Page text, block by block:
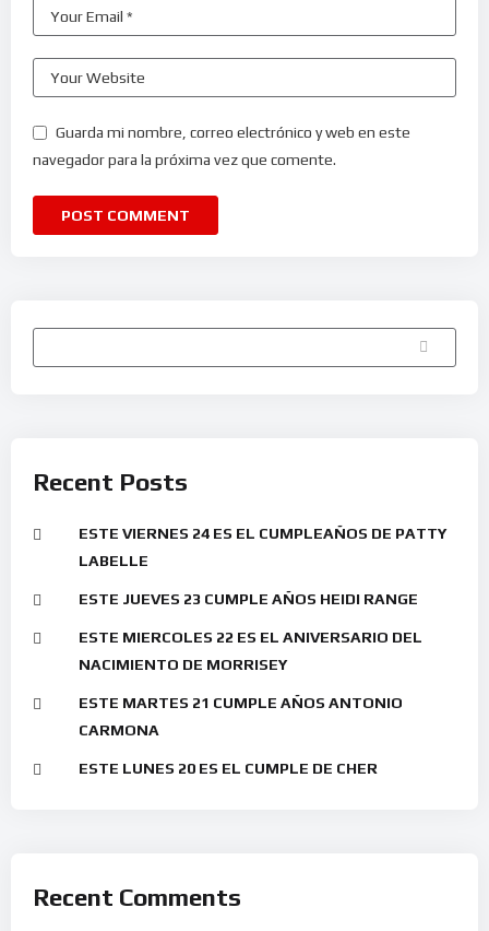
Guarda mi nombre, correo electrónico y web en este
navegador para la próxima vez que comente.
Buscar
Recent Posts
ESTE VIERNES 24 ES EL CUMPLEAÑOS DE PATTY
LABELLE
ESTE JUEVES 23 CUMPLE AÑOS HEIDI RANGE
ESTE MIERCOLES 22 ES EL ANIVERSARIO DEL
NACIMIENTO DE MORRISEY
ESTE MARTES 21 CUMPLE AÑOS ANTONIO
CARMONA
ESTE LUNES 20 ES EL CUMPLE DE CHER
Recent Comments